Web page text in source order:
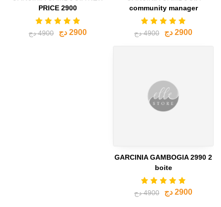
community manager
2900 دج 4900 دج
PRICE 2900
2900 دج 4900 دج
GARCINIA GAMBOGIA 2990 2
boite
2900 دج 4900 دج